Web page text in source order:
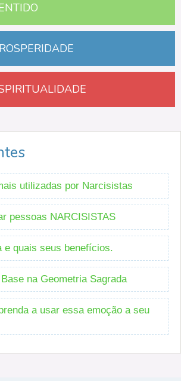
utilizadas por Narcisistas
pessoas NARCISISTAS
e quais seus benefícios.
na Geometria Sagrada
a usar essa emoção a seu